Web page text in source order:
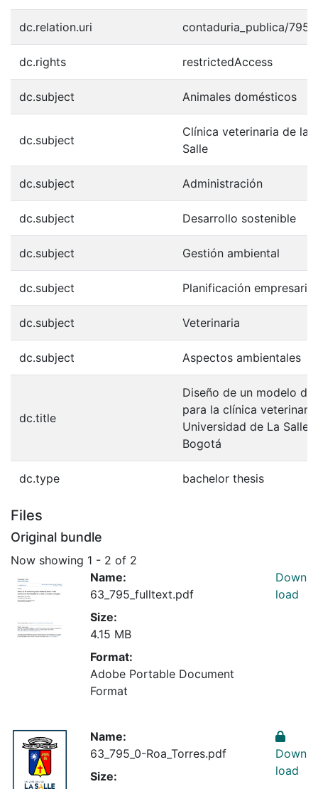
dc.relation.uri contaduria_publica/795
dc.rights restrictedAccess
dc.subject Animales domésticos
dc.subject
Clínica veterinaria de la
Salle
dc.subject Administración
dc.subject Desarrollo sostenible
dc.subject Gestión ambiental
dc.subject Planificación empresarial
dc.subject Veterinaria
dc.subject Aspectos ambientales
dc.title
Diseño de un modelo
para la clínica
Universidad de La Salle
Bogotá
dc.type bachelor thesis
Files
Original bundle
Now showing 1 - 2 of 2
Name:
63_795_fulltext.pdf
Size:
4.15 MB
Format:
Adobe Portable Document
Format
Down
load
Name:
63_795_0-Roa_Torres.pdf
Size:
Down
load